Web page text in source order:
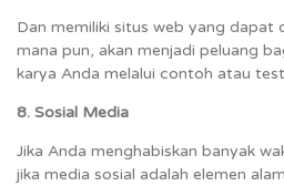
Dan memiliki situs web yang dapat
mana pun, akan menjadi peluang
karya Anda melalui contoh atau
8. Sosial Media
Jika Anda menghabiskan banyak
jika media sosial adalah elemen